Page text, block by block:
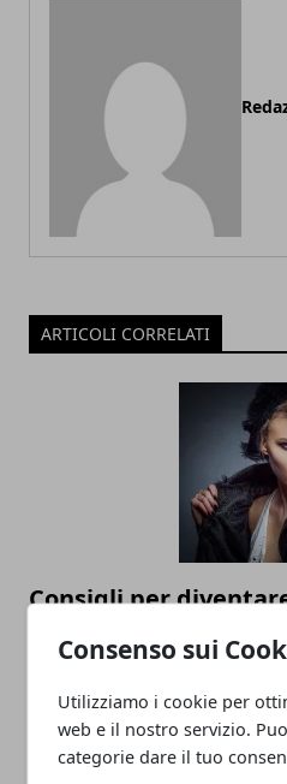
Consenso sui
Utilizziamo i cookie per
web e il nostro servizio.
categorie dare il tuo
ARTICOLI CORRELATI
Consigli per
10/02/2020